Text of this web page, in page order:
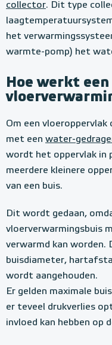
collector. Dit type
het
warmte-pomp) het
Hoe werkt een
Om een
met een water-
wordt het oppervlak in
meerdere kleinere
van een buis.
Dit wordt gedaan,
vloerverwarmingsbuis
verwarmd kan worden.
buisdiameter,
wordt aangehouden.
Er gelden maximale
er teveel drukverlies
invloed kan hebben op